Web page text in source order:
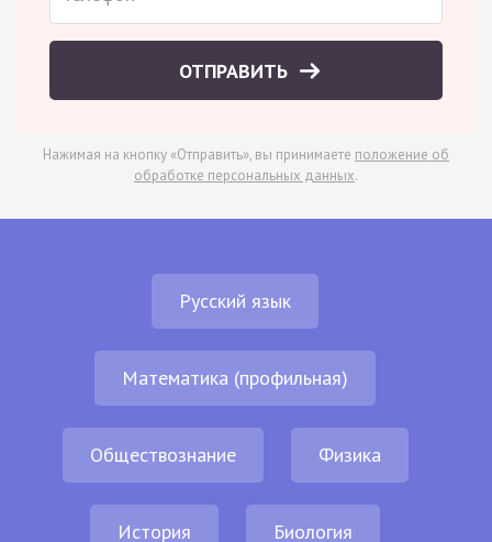
ОТПРАВИТЬ
Нажимая на кнопку «Отправить», вы принимаете положение об
обработке персональных данных.
Русский язык
Математика (профильная)
Обществознание Физика
История Биология